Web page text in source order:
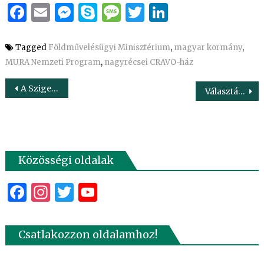
Facebook
Email
Messenger
Skype
Message
Twitter
LinkedIn
Tagged Földművelésügyi Minisztérium, magyar kormány,
MURA Nemzeti Program, nagyrécsei CRAVO-ház
Bejegyzés
A Szigetköz Natúrpark lett az ország tizedik natúrparkja Választás 2018 – Interjú dr. Nagy István országgyűlési képviselővel
Közösségi oldalak
Facebook
Instagram
Twitter
YouTube
Csatlakozzon oldalamhoz!